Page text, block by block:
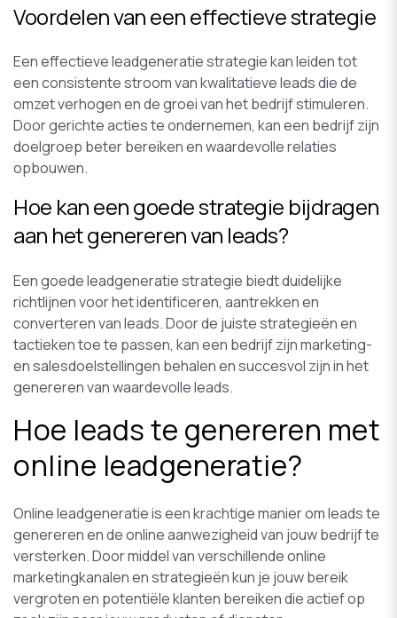
Voordelen van een effectieve strategie
Een effectieve leadgeneratie strategie kan leiden tot
een consistente stroom van kwalitatieve leads die de
omzet verhogen en de groei van het bedrijf stimuleren.
Door gerichte acties te ondernemen, kan een bedrijf zijn
doelgroep beter bereiken en waardevolle relaties
opbouwen.
Hoe kan een goede strategie bijdragen
aan het genereren van leads?
Een goede leadgeneratie strategie biedt duidelijke
richtlijnen voor het identificeren, aantrekken en
converteren van leads. Door de juiste strategieën en
tactieken toe te passen, kan een bedrijf zijn marketing-
en salesdoelstellingen behalen en succesvol zijn in het
genereren van waardevolle leads.
Hoe leads te genereren met
online leadgeneratie?
Online leadgeneratie is een krachtige manier om leads te
genereren en de online aanwezigheid van jouw bedrijf te
versterken. Door middel van verschillende online
marketingkanalen en strategieën kun je jouw bereik
vergroten en potentiële klanten bereiken die actief op